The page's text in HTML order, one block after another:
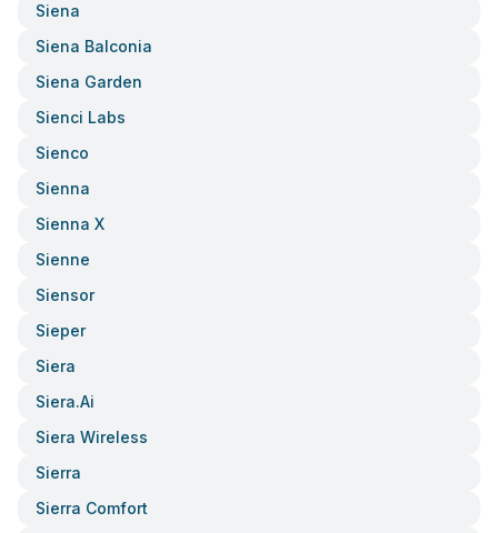
Siena
Siena Balconia
Siena Garden
Sienci Labs
Sienco
Sienna
Sienna X
Sienne
Siensor
Sieper
Siera
Siera.ai
Siera Wireless
Sierra
Sierra Comfort